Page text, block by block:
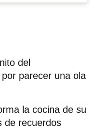
del
parecer una ola
la cocina de su
de recuerdos